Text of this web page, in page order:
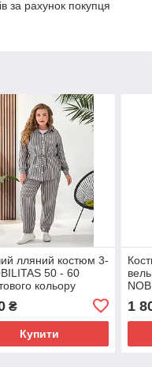
за рахунок покупця
лляний костюм 3-
50 - 60
кольору
₴
Купити
1